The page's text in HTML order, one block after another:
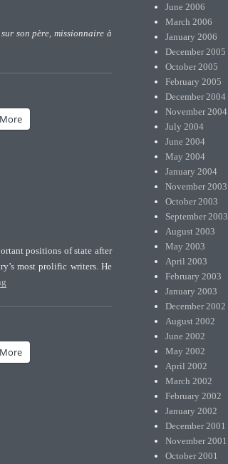
son père, missionnaire à
Émile Pasteur”
More
positions of state after
most prolific writers. He
“Jan David Pasteur (1753-1804), Dutch naturalist”
More
June 2006
March 2006
January 2006
December 2005
October 2005
February 2005
December 2004
November 2004
July 2004
June 2004
May 2004
January 2004
November 2003
October 2003
September 2003
August 2003
May 2003
April 2003
February 2003
January 2003
December 2002
August 2002
June 2002
May 2002
April 2002
March 2002
February 2002
January 2002
December 2001
November 2001
October 2001